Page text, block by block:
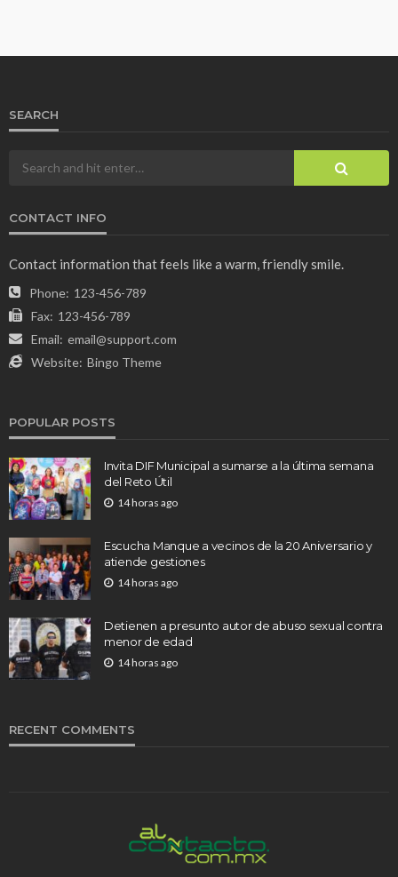
SEARCH
CONTACT INFO
Contact information that feels like a warm, friendly smile.
Phone: 123-456-789
Fax: 123-456-789
Email: email@support.com
Website: Bingo Theme
POPULAR POSTS
Invita DIF Municipal a sumarse a la última semana
del Reto Útil
14 horas ago
Escucha Manque a vecinos de la 20 Aniversario y
atiende gestiones
14 horas ago
Detienen a presunto autor de abuso sexual contra
menor de edad
14 horas ago
RECENT COMMENTS